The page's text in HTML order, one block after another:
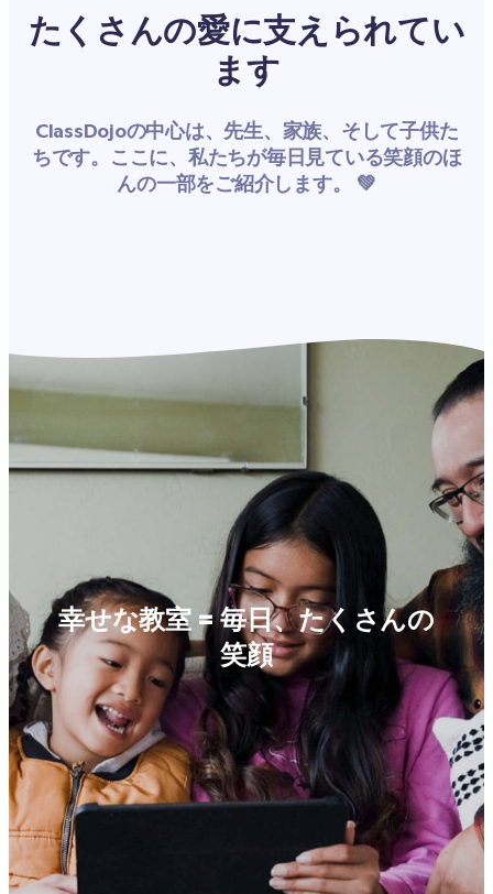
たくさんの愛に支えられてい
ます
ClassDojoの中心は、先生、家族、そして子供た
ちです。ここに、私たちが毎日見ている笑顔のほ
んの一部をご紹介します。 💚
幸せな教室 = 毎日、たくさんの
笑顔